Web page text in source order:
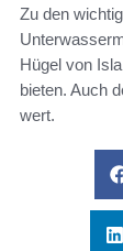
Zu den
Hügel von
bieten. Auch
wert.